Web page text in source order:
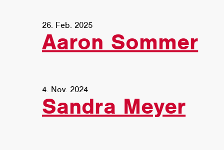
26. Feb. 2025
Aaron Sommer
4. Nov. 2024
Sandra Meyer